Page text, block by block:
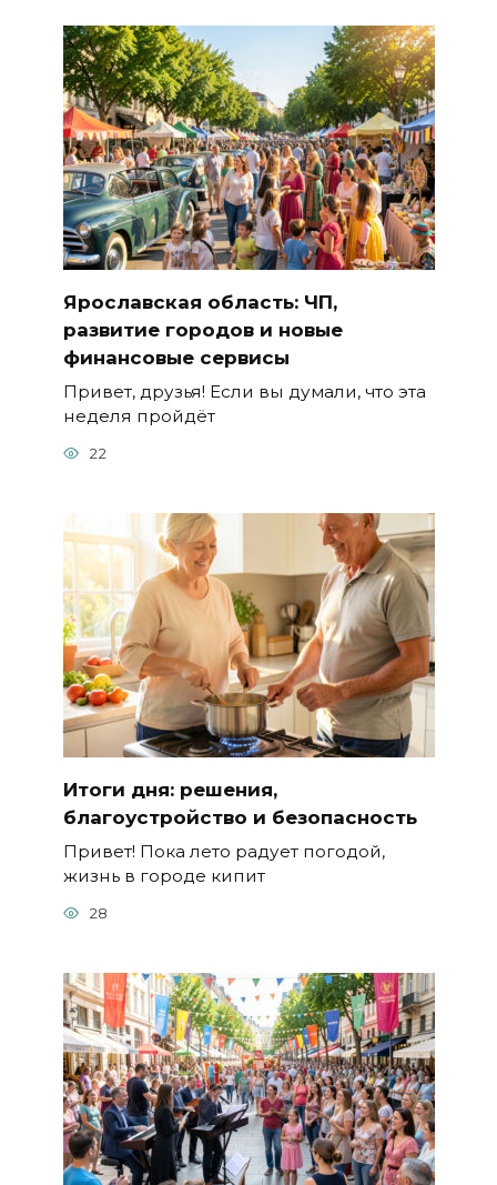
Ярославская область: ЧП,
развитие городов и новые
финансовые сервисы
Привет, друзья! Если вы думали, что эта
неделя пройдёт
22
Итоги дня: решения,
благоустройство и безопасность
Привет! Пока лето радует погодой,
жизнь в городе кипит
28